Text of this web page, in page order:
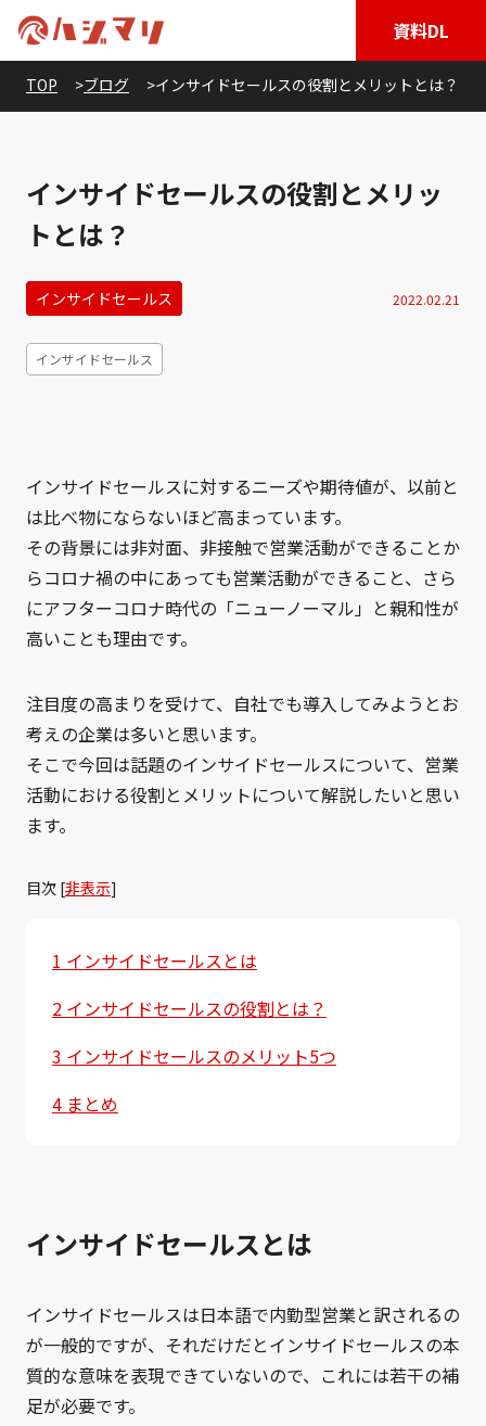
資料DL
TOP ブログ インサイドセールスの役割とメリットとは？
インサイドセールスの役割とメリッ
トとは？
インサイドセールス 2022.02.21
インサイドセールス
インサイドセールスに対するニーズや期待値が、以前と
は比べ物にならないほど高まっています。
その背景には非対面、非接触で営業活動ができることか
らコロナ禍の中にあっても営業活動ができること、さら
にアフターコロナ時代の「ニューノーマル」と親和性が
高いことも理由です。
注目度の高まりを受けて、自社でも導入してみようとお
考えの企業は多いと思います。
そこで今回は話題のインサイドセールスについて、営業
活動における役割とメリットについて解説したいと思い
ます。
目次 [非表示]
1 インサイドセールスとは
2 インサイドセールスの役割とは？
3 インサイドセールスのメリット5つ
4 まとめ
インサイドセールスとは
インサイドセールスは日本語で内勤型営業と訳されるの
が一般的ですが、それだけだとインサイドセールスの本
質的な意味を表現できていないので、これには若干の補
足が必要です。